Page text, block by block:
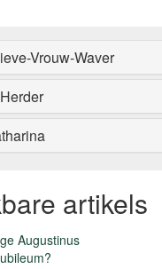
Vrouw-Waver
artikels
Augustinus